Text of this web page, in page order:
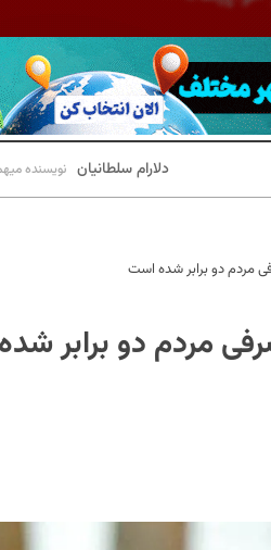
دلارام سلطانیان نویسنده
مردم دو برابر شده است
مردم دو برابر شده